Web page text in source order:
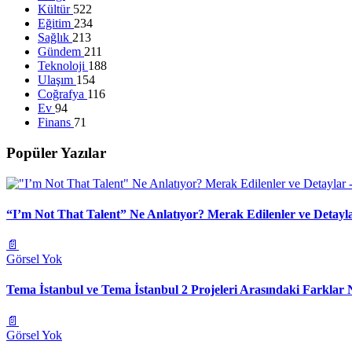
Kültür 522
Eğitim 234
Sağlık 213
Gündem 211
Teknoloji 188
Ulaşım 154
Coğrafya 116
Ev 94
Finans 71
Popüler Yazılar
“I’m Not That Talent” Ne Anlatıyor? Merak Edilenler ve
📄
Görsel Yok
Tema İstanbul ve Tema İstanbul 2 Projeleri Arasındaki Farklar
📄
Görsel Yok